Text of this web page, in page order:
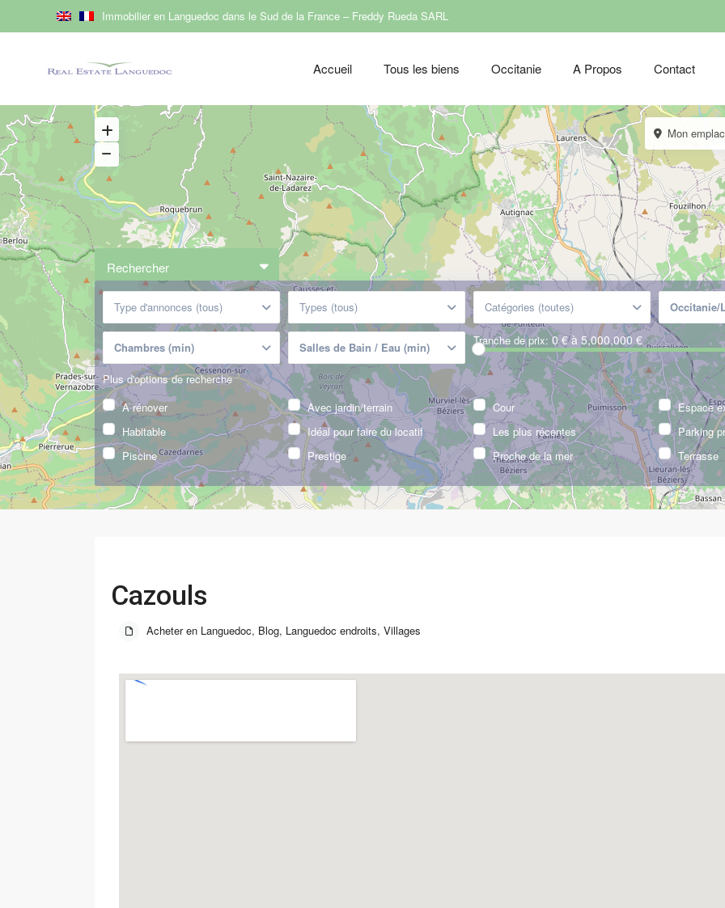
Immobilier en Languedoc dans le Sud de la France – Freddy Rueda SARL
Accueil Tous les biens Occitanie A Propos Contact
Mon
Rechercher
Type d'annonces (tous) Types (tous) Catégories (toutes)
Tranche de prix: 0 € à 5,000,000 €
Plus d'options de recherche
A rénover
Avec jardin/terrain Cour
Espace
Habitable
Idéal pour faire du locatif Les plus récentes
Parking
Piscine
Prestige Proche de la mer Terrasse
Cazouls
Acheter en Languedoc, Blog, Languedoc endroits, Villages